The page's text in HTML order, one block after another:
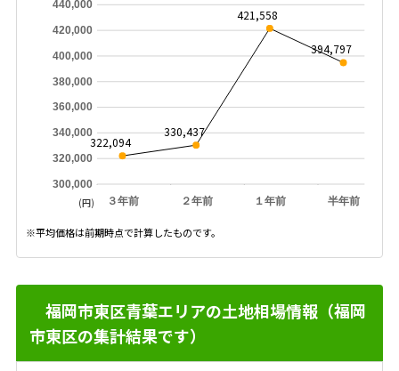
３年前 ２年前 １年前 半年前
300,000
320,000
340,000
360,000
380,000
400,000
420,000
440,000
322,094
330,437
421,558
394,797
(円)
※平均価格は前期時点で計算したものです。
福岡市東区青葉エリアの土地相場情報（福岡
市東区の集計結果です）